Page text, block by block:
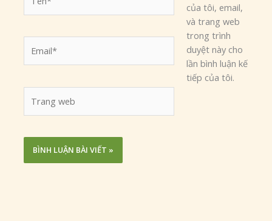
web
của tôi, email,
và trang web
trong trình
duyệt này cho
lần bình luận kế
tiếp của tôi.